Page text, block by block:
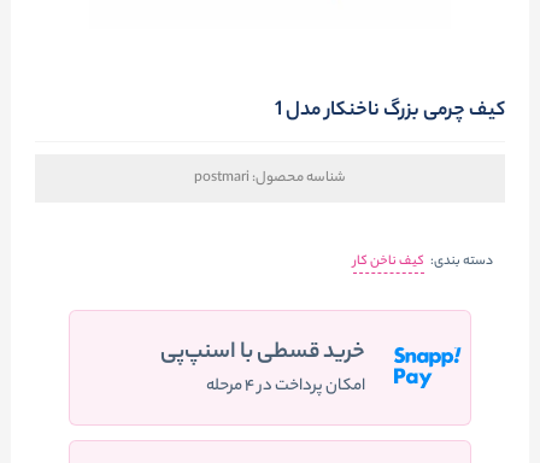
کیف چرمی بزرگ ناخنکار مدل 1
شناسه محصول: postmari
دسته بندی: کیف ناخن کار
خرید قسطی با اسنپ‌پی
امکان پرداخت در ۴ مرحله